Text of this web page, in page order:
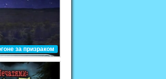
за призраком